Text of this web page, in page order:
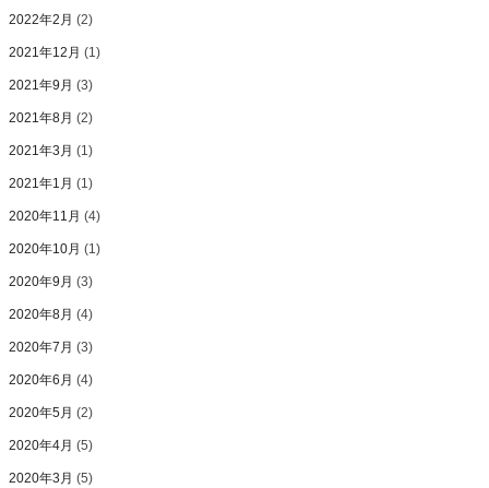
2022年2月 (2)
2021年12月 (1)
2021年9月 (3)
2021年8月 (2)
2021年3月 (1)
2021年1月 (1)
2020年11月 (4)
2020年10月 (1)
2020年9月 (3)
2020年8月 (4)
2020年7月 (3)
2020年6月 (4)
2020年5月 (2)
2020年4月 (5)
2020年3月 (5)